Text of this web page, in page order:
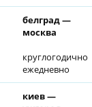
белград —
москва
круглогодично
ежедневно
киев —